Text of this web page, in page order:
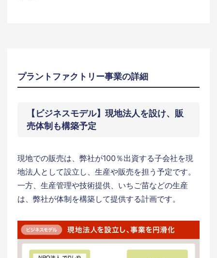
プラントファクトリー事業の詳細
【ビジネスモデル】現地法人を設け、販
売体制も構築予定
現地での販売は、弊社が100％出資する子会社を現
地法人として設立し、生産や販売を担う予定です。
一方、生産管理や技術提供、いちご苗などの生産
は、弊社が体制を構築して提供する計画です。